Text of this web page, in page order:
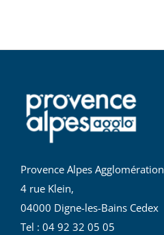
Provence Alpes Agglomération
4 rue Klein,
04000 Digne-les-Bains Cedex
Tel : 04 92 32 05 05